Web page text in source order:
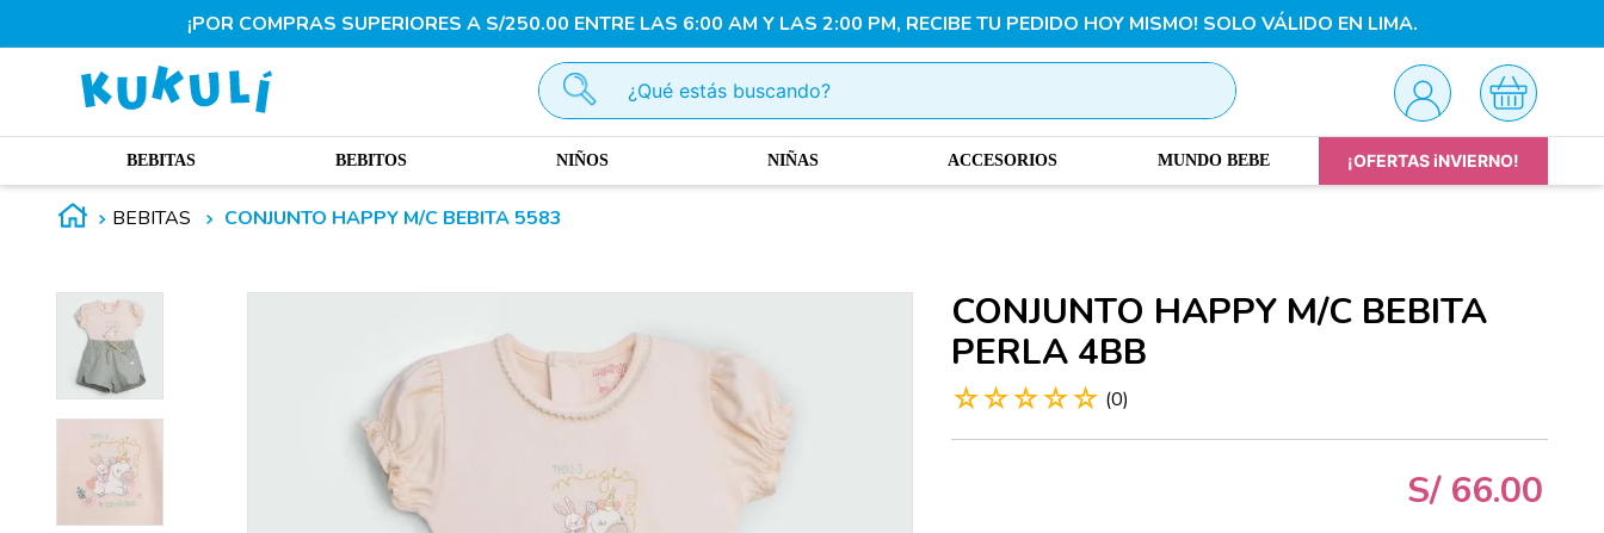
¡POR COMPRAS SUPERIORES A S/250.00 ENTRE LAS 6:00 AM Y LAS 2:00 PM, RECIBE TU PEDIDO HOY MISMO! SOLO VÁLIDO EN LIMA.
¿Qué estás buscando?
BEBITAS BEBITOS NIÑOS NIÑAS ACCESORIOS MUNDO BEBE ¡OFERTAS iNVIERNO!
BEBITAS CONJUNTO HAPPY M/C BEBITA 5583
CONJUNTO HAPPY M/C BEBITA
PERLA 4BB
☆☆☆☆☆ (0)
S/ 66.00